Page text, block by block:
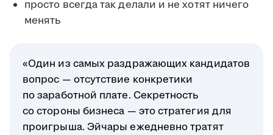
просто всегда так делали и не хотят ничего
менять
«Один из самых раздражающих кандидатов
вопрос — отсутствие конкретики
по заработной плате. Секретность
со стороны бизнеса — это стратегия для
проигрыша. Эйчары ежедневно тратят